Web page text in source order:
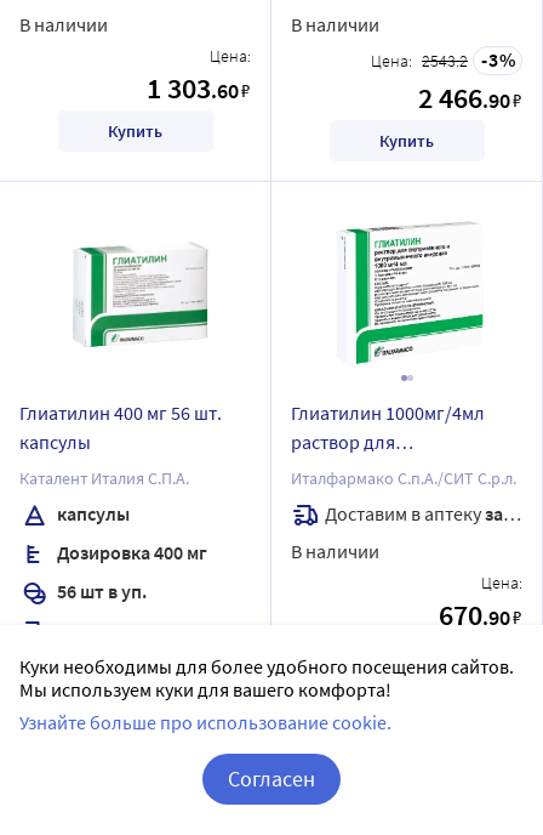
В наличии
Цена:
1 303.60₽
Купить
В наличии
Цена: 2543.2 3
2 466.90₽
Купить
Глиатилин 400 мг 56 шт.
капсулы
Каталент Италия С.П.А.
капсулы
Дозировка 400 мг
56 шт в уп.
В наличии
Цена:
2 868.30 ₽
Глиатилин 1000мг/4мл
раствор для
внутривенного и
внутримышечного
введения 4 мл ампулы 3
шт.
Италфармако С.п.А./СИТ С.р.л.
Доставим в аптекузавтра
В наличии
Цена:
670.90₽
Куки необходимы для более удобного посещения сайтов.
Мы используем куки для вашего комфорта!
Узнайте больше про использование cookie.
Согласен